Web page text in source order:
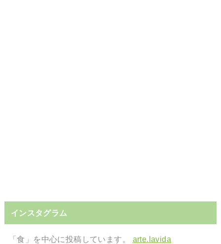
インスタグラム
「食」を中心に投稿しています。 arte.lavida